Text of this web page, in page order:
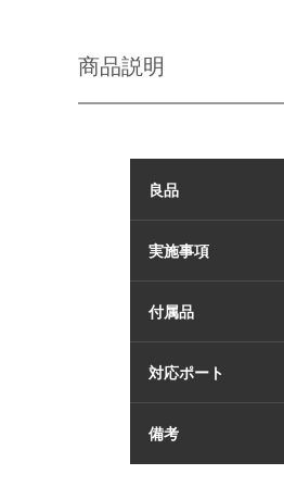
商品説明
良品
実施事項
付属品
対応ポート
備考